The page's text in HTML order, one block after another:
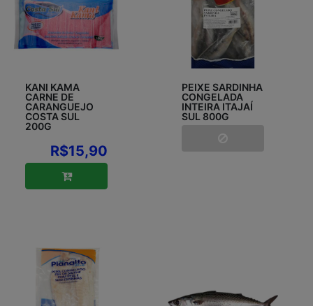
KANI KAMA
CARNE DE
CARANGUEJO
COSTA SUL
200G
R$15,90
PEIXE SARDINHA
CONGELADA
INTEIRA ITAJAÍ
SUL 800G